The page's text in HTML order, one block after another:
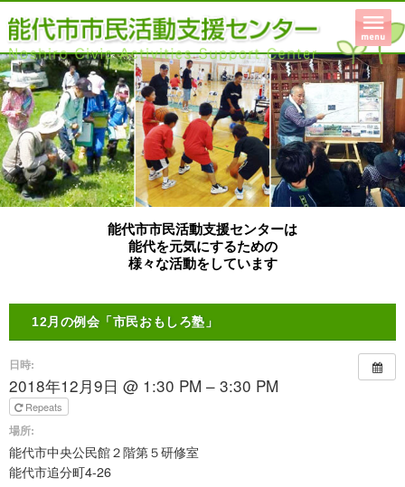
能代市市民活動支援センターは
能代を元気にするための
様々な活動をしています
12月の例会「市民おもしろ塾」
日時:
2018年12月9日 @ 1:30 PM – 3:30 PM
Repeats
場所:
能代市中央公民館２階第５研修室
能代市追分町4-26